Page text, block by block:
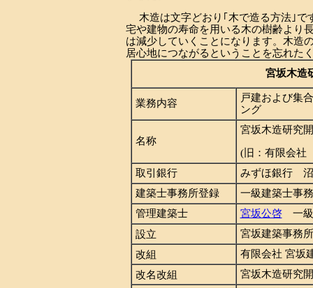
木造は文字どおり｢木で造る方法｣で
宅や建物の寿命を用いる木の樹齢より
は減少していくことになります。木造
居心地につながるということを忘れた
宮坂木造
業務内容
戸建および集
ング
名称
宮坂木造研究
(旧：有限会社
取引銀行
みずほ銀行
建築士事務所登録
一級建築士事
管理建築士
宮坂公啓一級
設立 宮坂建築事務
改組 有限会社 宮
改名改組 宮坂木造研究